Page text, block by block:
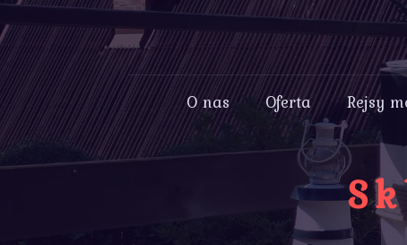
O nas Oferta Rejsy